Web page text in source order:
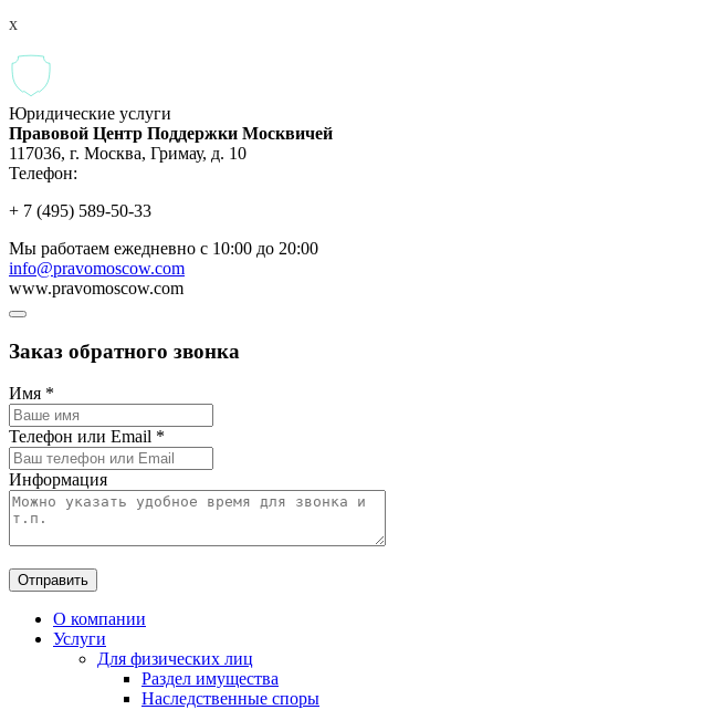
x
Юридические услуги
Правовой Центр Поддержки Москвичей
117036, г. Москва, Гримау, д. 10
Телефон:
+ 7 (495) 589-50-33
Мы работаем ежедневно с 10:00 до 20:00
info@pravomoscow.com
www.pravomoscow.com
Заказ обратного звонка
Имя *
Телефон или Email *
Информация
Отправить
О компании
Услуги
Для физических лиц
Раздел имущества
Наследственные споры